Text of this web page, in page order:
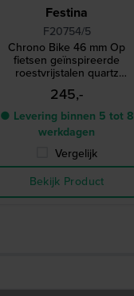
Festina
F20754/5
Chrono Bike 46 mm Op
fietsen geïnspireerde
roestvrijstalen quartz
chronograaf
245,-
● Levering binnen 5 tot 8
werkdagen
Vergelijk
Bekijk Product